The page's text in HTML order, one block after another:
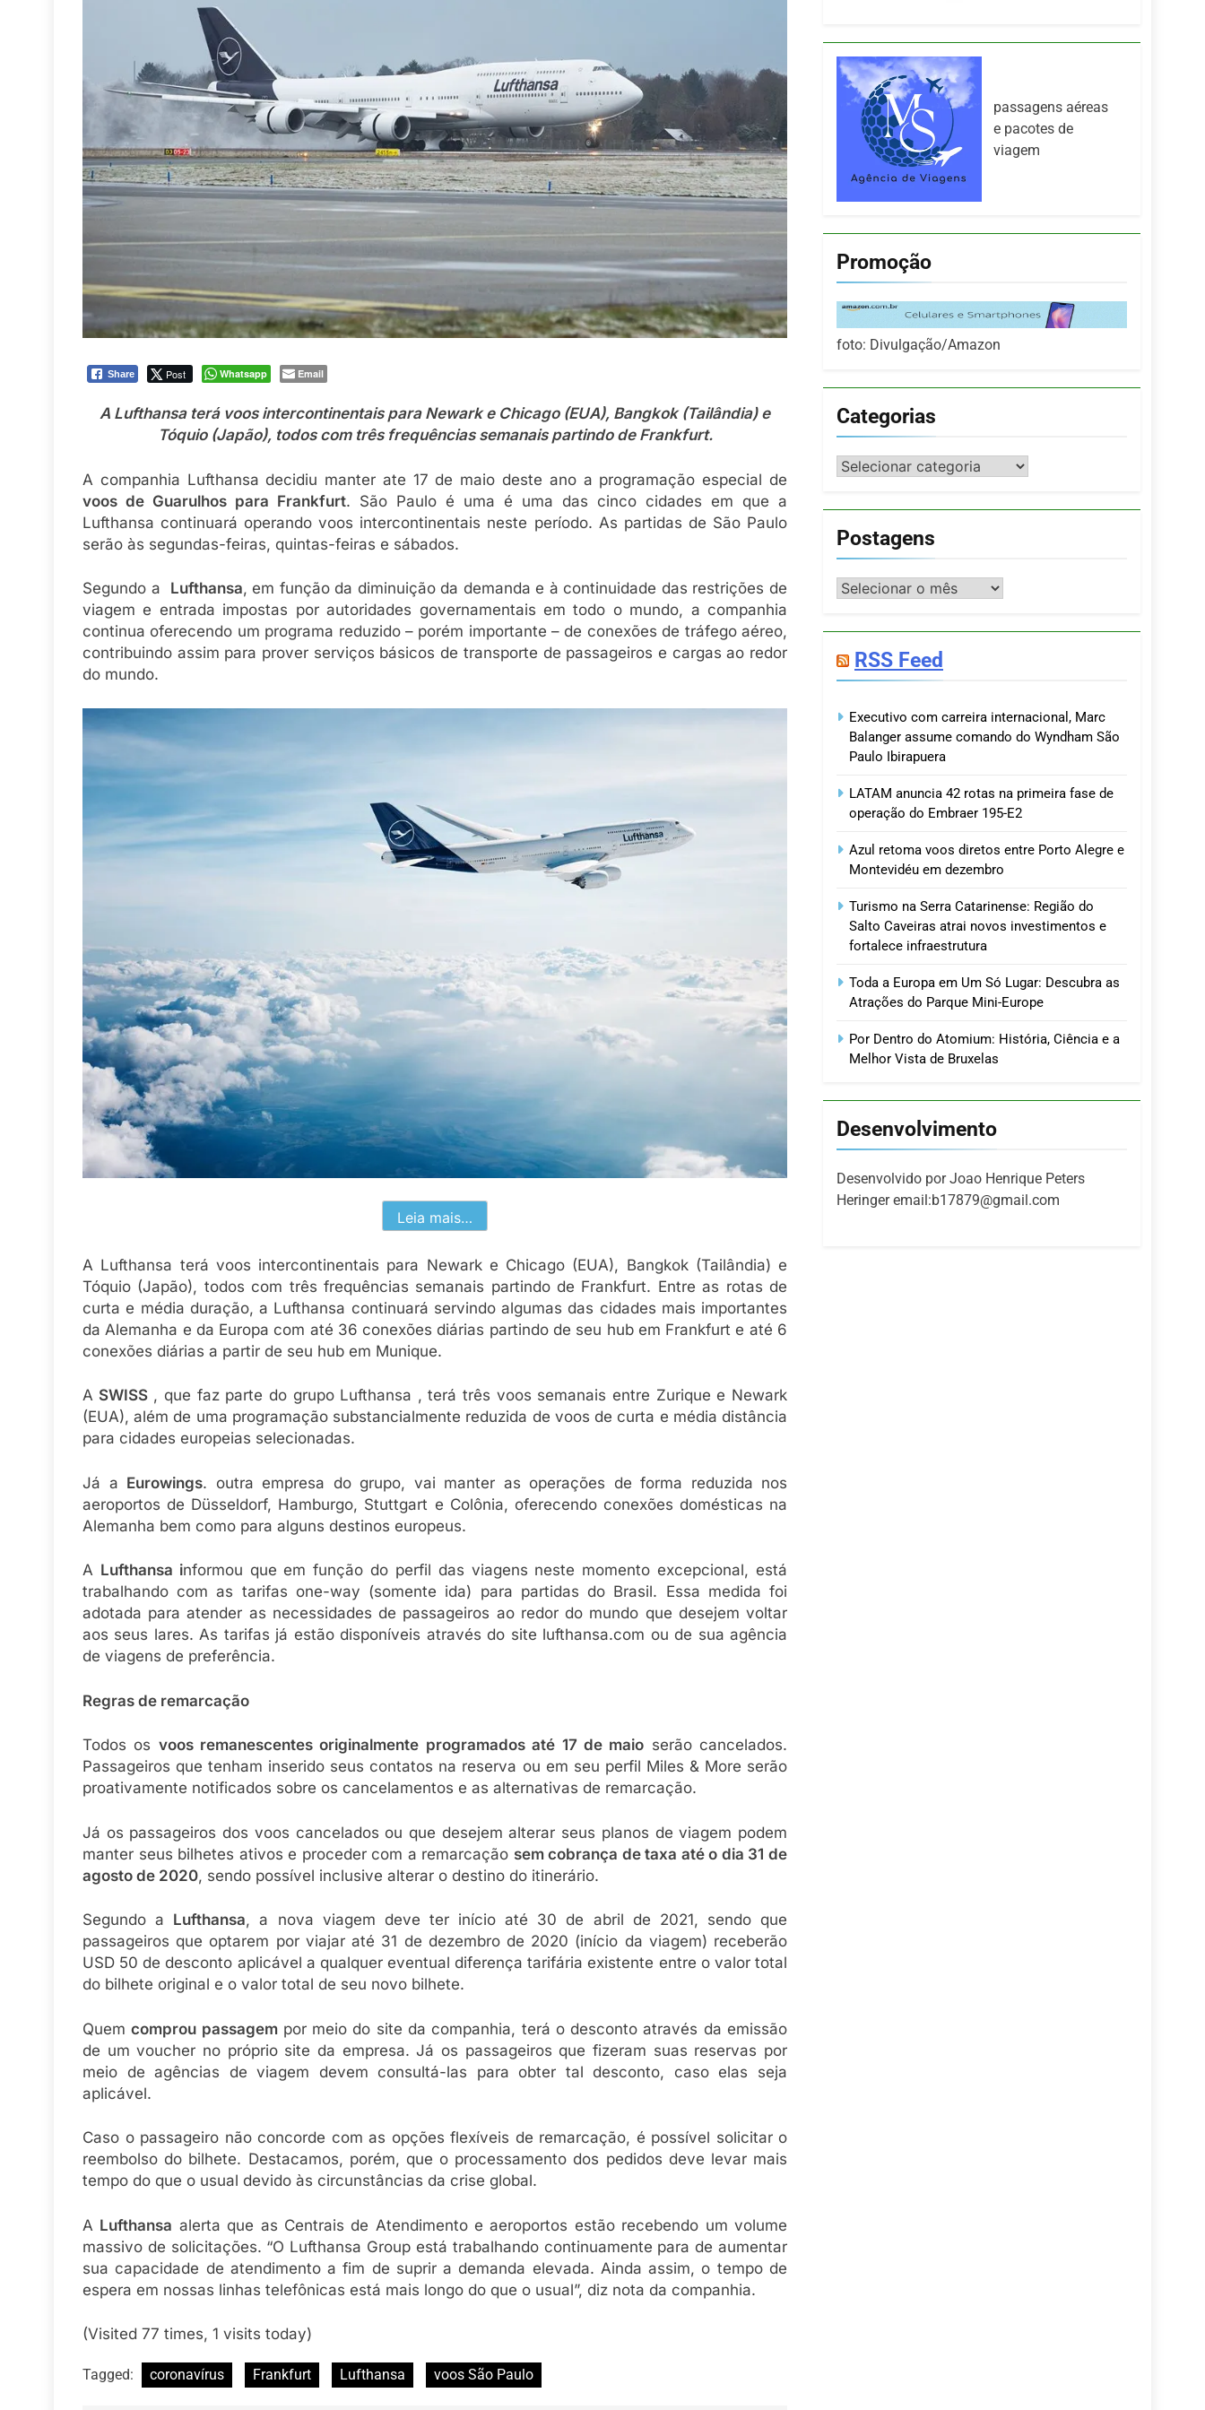
Share Post Whatsapp Email
A Lufthansa terá voos intercontinentais para Newark e Chicago (EUA), Bangkok (Tailândia) e
Tóquio (Japão), todos com três frequências semanais partindo de Frankfurt.
A companhia Lufthansa decidiu manter ate 17 de maio deste ano a programação especial de
voos de Guarulhos para Frankfurt. São Paulo é uma é uma das cinco cidades em que a
Lufthansa continuará operando voos intercontinentais neste período. As partidas de São Paulo
serão às segundas-feiras, quintas-feiras e sábados.
Segundo a Lufthansa, em função da diminuição da demanda e à continuidade das restrições de
viagem e entrada impostas por autoridades governamentais em todo o mundo, a companhia
continua oferecendo um programa reduzido – porém importante – de conexões de tráfego aéreo,
contribuindo assim para prover serviços básicos de transporte de passageiros e cargas ao redor
do mundo.
Leia mais…
A Lufthansa terá voos intercontinentais para Newark e Chicago (EUA), Bangkok (Tailândia) e
Tóquio (Japão), todos com três frequências semanais partindo de Frankfurt. Entre as rotas de
curta e média duração, a Lufthansa continuará servindo algumas das cidades mais importantes
da Alemanha e da Europa com até 36 conexões diárias partindo de seu hub em Frankfurt e até 6
conexões diárias a partir de seu hub em Munique.
A SWISS, que faz parte do grupo Lufthansa , terá três voos semanais entre Zurique e Newark
(EUA), além de uma programação substancialmente reduzida de voos de curta e média distância
para cidades europeias selecionadas.
Já a Eurowings. outra empresa do grupo, vai manter as operações de forma reduzida nos
aeroportos de Düsseldorf, Hamburgo, Stuttgart e Colônia, oferecendo conexões domésticas na
Alemanha bem como para alguns destinos europeus.
A Lufthansa informou que em função do perfil das viagens neste momento excepcional, está
trabalhando com as tarifas one-way (somente ida) para partidas do Brasil. Essa medida foi
adotada para atender as necessidades de passageiros ao redor do mundo que desejem voltar
aos seus lares. As tarifas já estão disponíveis através do site lufthansa.com ou de sua agência
de viagens de preferência.
Regras de remarcação
Todos os voos remanescentes originalmente programados até 17 de maio serão cancelados.
Passageiros que tenham inserido seus contatos na reserva ou em seu perfil Miles & More serão
proativamente notificados sobre os cancelamentos e as alternativas de remarcação.
Já os passageiros dos voos cancelados ou que desejem alterar seus planos de viagem podem
manter seus bilhetes ativos e proceder com a remarcação sem cobrança de taxa até o dia 31 de
agosto de 2020, sendo possível inclusive alterar o destino do itinerário.
Segundo a Lufthansa, a nova viagem deve ter início até 30 de abril de 2021, sendo que
passageiros que optarem por viajar até 31 de dezembro de 2020 (início da viagem) receberão
USD 50 de desconto aplicável a qualquer eventual diferença tarifária existente entre o valor total
do bilhete original e o valor total de seu novo bilhete.
Quemcomprou passagempor meio do site da companhia, terá o desconto através da emissão
de um voucher no próprio site da empresa. Já os passageiros que fizeram suas reservas por
meio de agências de viagem devem consultá-las para obter tal desconto, caso elas seja
aplicável.
Caso o passageiro não concorde com as opções flexíveis de remarcação, é possível solicitar o
reembolso do bilhete. Destacamos, porém, que o processamento dos pedidos deve levar mais
tempo do que o usual devido às circunstâncias da crise global.
A Lufthansa alerta que as Centrais de Atendimento e aeroportos estão recebendo um volume
massivo de solicitações. “O Lufthansa Group está trabalhando continuamente para de aumentar
sua capacidade de atendimento a fim de suprir a demanda elevada. Ainda assim, o tempo de
espera em nossas linhas telefônicas está mais longo do que o usual”, diz nota da companhia.
(Visited 77 times, 1 visits today)
Tagged: coronavírus Frankfurt Lufthansa voos São Paulo
passagens aéreas
e pacotes de
viagem
Promoção
foto: Divulgação/Amazon
Categorias
Categorias
Postagens
Postagens
RSS Feed
Executivo com carreira internacional, Marc
Balanger assume comando do Wyndham São
Paulo Ibirapuera
LATAM anuncia 42 rotas na primeira fase de
operação do Embraer 195-E2
Azul retoma voos diretos entre Porto Alegre e
Montevidéu em dezembro
Turismo na Serra Catarinense: Região do
Salto Caveiras atrai novos investimentos e
fortalece infraestrutura
Toda a Europa em Um Só Lugar: Descubra as
Atrações do Parque Mini-Europe
Por Dentro do Atomium: História, Ciência e a
Melhor Vista de Bruxelas
Desenvolvimento
Desenvolvido por Joao Henrique Peters
Heringer email:b17879@gmail.com